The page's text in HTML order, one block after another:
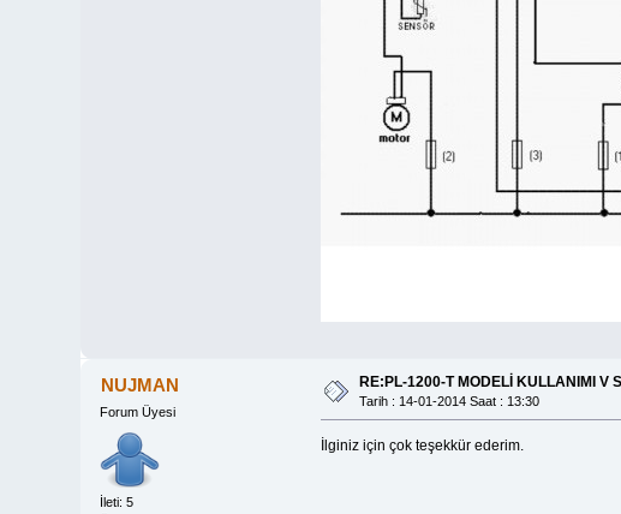
NUJMAN
Forum Üyesi
İleti: 5
RE:PL-1200-T MODELİ KULLANIMI V
Tarih : 14-01-2014 Saat : 13:30
İlginiz için çok teşekkür ederim.